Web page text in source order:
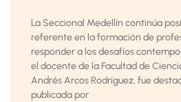
La Seccional Medellín continúa
referente en la formación de
responder a los desafíos
el docente de la Facultad de
Andrés Arcos Rodríguez, fue
publicada por